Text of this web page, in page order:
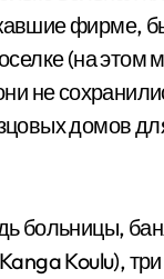
фирме,
(на
не
до­мов
больницы,
Koulu),